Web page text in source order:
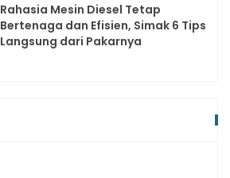
Rahasia Mesin Diesel Tetap
Bertenaga dan Efisien, Simak 6 Tips
Langsung dari Pakarnya